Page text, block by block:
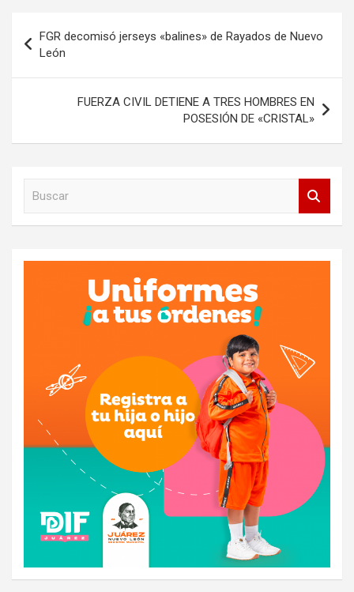
de
entradas
FGR decomisó jerseys «balines» de Rayados de Nuevo
León
FUERZA CIVIL DETIENE A TRES HOMBRES EN
POSESIÓN DE «CRISTAL»